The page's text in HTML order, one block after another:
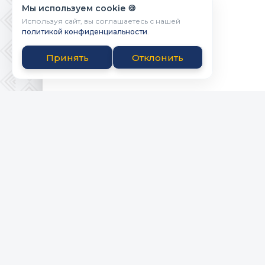
Мы используем cookie 🍪
Используя сайт, вы соглашаетесь с нашей
политикой конфиденциальности.
Принять Отклонить